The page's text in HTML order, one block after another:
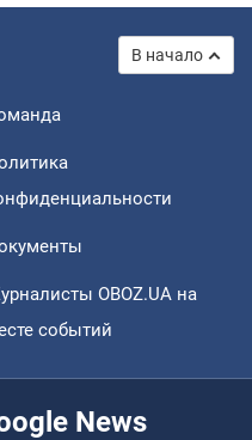
В начало
OBOZ.UA на
событий
News